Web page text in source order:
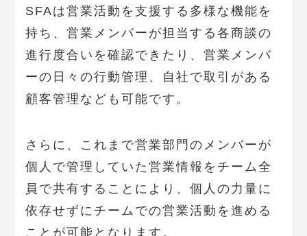
SFAは営業活動を支援する多様な機能を
持ち、営業メンバーが担当する各商談の
進行度合いを確認できたり、営業メンバ
ーの日々の行動管理、自社で取引がある
顧客管理なども可能です。
さらに、これまで営業部門のメンバーが
個人で管理していた営業情報をチーム全
員で共有することにより、個人の力量に
依存せずにチームでの営業活動を進める
ことが可能となります。